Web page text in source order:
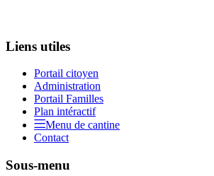
Liens utiles
Portail citoyen
Administration
Portail Familles
Plan intéractif
Menu de cantine
Contact
Sous-menu